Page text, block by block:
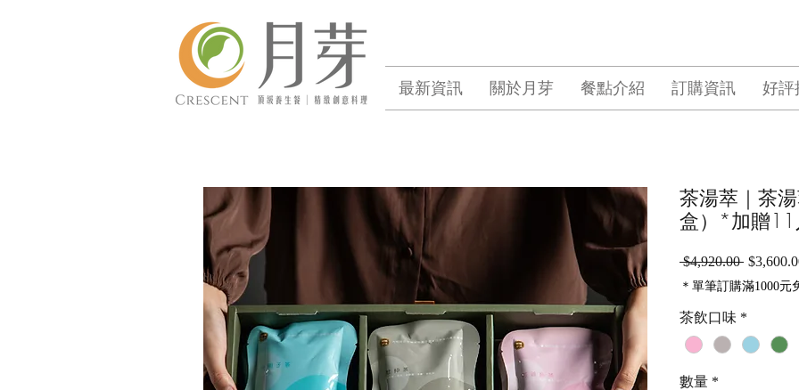
最新資訊 關於月芽 餐點介紹 訂購資訊 好評
茶湯萃｜茶
盒）*加贈11
$4,920.00 一
般
價
格
＊單筆訂購滿1000元
茶飲口味 *
數量 *